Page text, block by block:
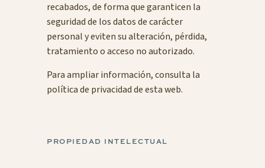
recabados, de forma que garanticen la
seguridad de los datos de carácter
personal y eviten su alteración, pérdida,
tratamiento o acceso no autorizado.
Para ampliar información, consulta la
política de privacidadde esta web.
PROPIEDAD INTELECTUAL